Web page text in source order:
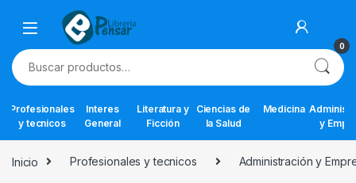
Skip to navigation
Skip to content
0
Buscar por:
Profesionales
y tecnicos
Interes
General
Literatura y
Ficción
Ciencias de
la Salud
Medicina
y
Inicio Profesionales y tecnicos Administración y